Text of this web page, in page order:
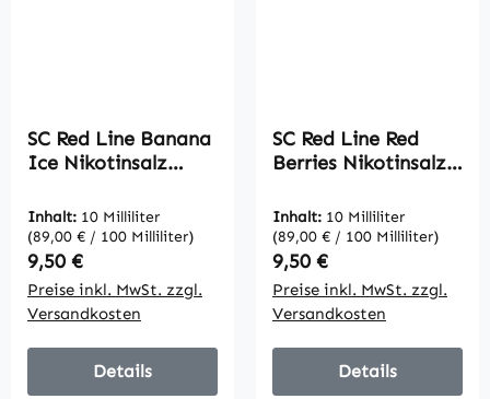
SC Red Line Banana
Ice Nikotinsalz
Inhalt: 10 Milliliter
(89,00 € / 100 Milliliter)
Regulärer Preis:
9,50 €
Preise inkl. MwSt. zzgl.
Versandkosten
Details
SC Red Line Red
Berries Nikotinsalz
Inhalt: 10 Milliliter
(89,00 € / 100 Milliliter)
Regulärer Preis:
9,50 €
Preise inkl. MwSt. zzgl.
Versandkosten
Details